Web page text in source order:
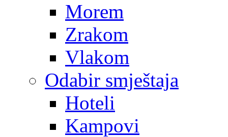
Morem
Zrakom
Vlakom
Odabir smještaja
Hoteli
Kampovi